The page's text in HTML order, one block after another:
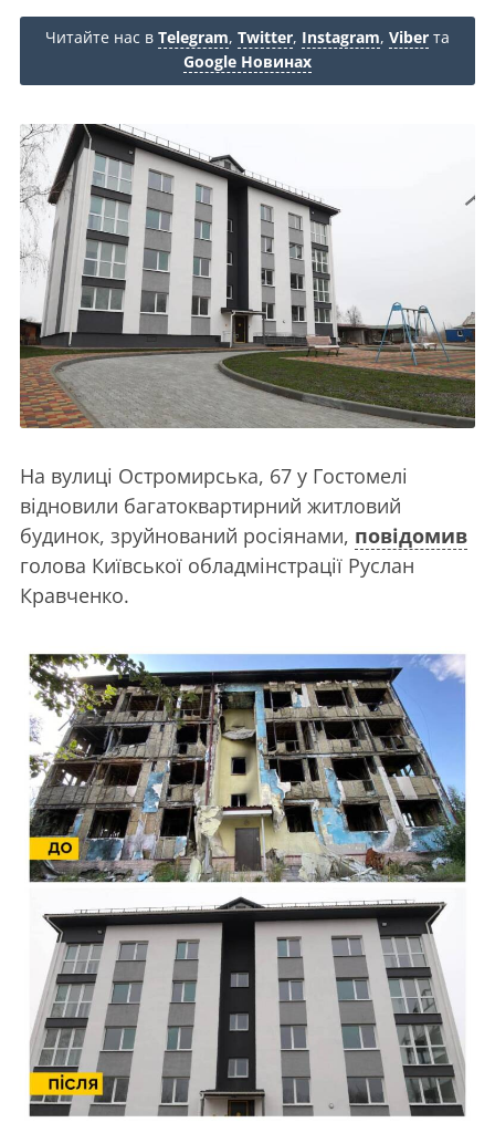
Читайте нас в Telegram, Twitter, Instagram, Viber та
Google Новинах
На вулиці Остромирська, 67 у Гостомелі
відновили багатоквартирний житловий
будинок, зруйнований росіянами, повідомив
голова Київської обладмінстрації Руслан
Кравченко.